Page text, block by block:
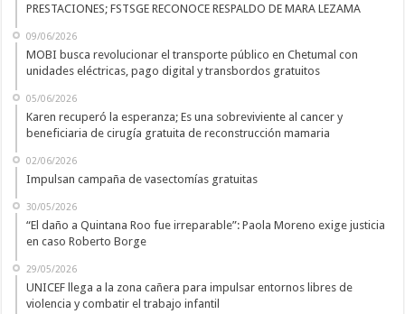
PRESTACIONES; FSTSGE RECONOCE RESPALDO DE MARA LEZAMA
09/06/2026
MOBI busca revolucionar el transporte público en Chetumal con
unidades eléctricas, pago digital y transbordos gratuitos
05/06/2026
Karen recuperó la esperanza; Es una sobreviviente al cancer y
beneficiaria de cirugía gratuita de reconstrucción mamaria
02/06/2026
Impulsan campaña de vasectomías gratuitas
30/05/2026
“El daño a Quintana Roo fue irreparable”: Paola Moreno exige justicia
en caso Roberto Borge
29/05/2026
UNICEF llega a la zona cañera para impulsar entornos libres de
violencia y combatir el trabajo infantil